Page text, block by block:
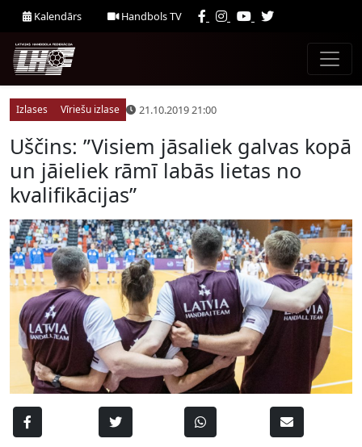
Kalendārs Handbols TV
Izlases Vīriešu izlase 21.10.2019 21:00
Uščins: ”Visiem jāsaliek galvas kopā
un jāieliek rāmī labās lietas no
kvalifikācijas”